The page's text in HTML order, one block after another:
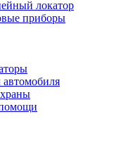
локатор
приборы